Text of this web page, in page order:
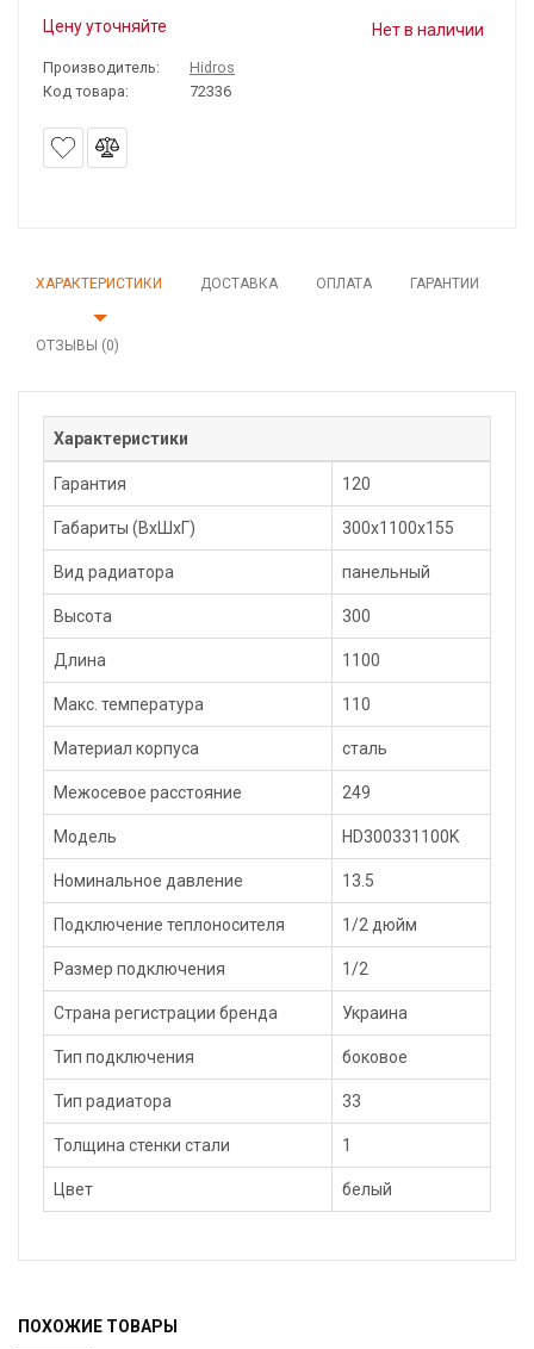
Цену уточняйте
Нет в наличии
Производитель:
Hidros
Код товара:
72336
ХАРАКТЕРИСТИКИ ДОСТАВКА ОПЛАТА ГАРАНТИИ
ОТЗЫВЫ (0)
Характеристики
Гарантия 120
Габариты (ВхШхГ) 300x1100х155
Вид радиатора панельный
Высота 300
Длина 1100
Макс. температура 110
Материал корпуса сталь
Межосевое расстояние 249
Модель HD300331100K
Номинальное давление 13.5
Подключение теплоносителя 1/2 дюйм
Размер подключения 1/2
Страна регистрации бренда Украина
Тип подключения боковое
Тип радиатора 33
Толщина стенки стали 1
Цвет белый
ПОХОЖИЕ ТОВАРЫ